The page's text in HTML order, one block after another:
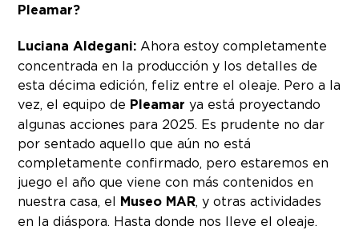
Pleamar?
Luciana Aldegani: Ahora estoy completamente
concentrada en la producción y los detalles de
esta décima edición, feliz entre el oleaje. Pero a la
vez, el equipo de Pleamar ya está proyectando
algunas acciones para 2025. Es prudente no dar
por sentado aquello que aún no está
completamente confirmado, pero estaremos en
juego el año que viene con más contenidos en
nuestra casa, el Museo MAR, y otras actividades
en la diáspora. Hasta donde nos lleve el oleaje.